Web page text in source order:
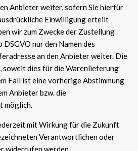
Anbieter weiter, sofern Sie hierfür
Einwilligung erteilt
wir zum Zwecke der Zustellung
nur den Namen des
an den Anbieter weiter. Die
dies für die Warenlieferung
Fall ist eine vorherige Abstimmung
Anbieter bzw. die
möglich.
mit Wirkung für die Zukunft
Verantwortlichen oder
widerrufen werden.